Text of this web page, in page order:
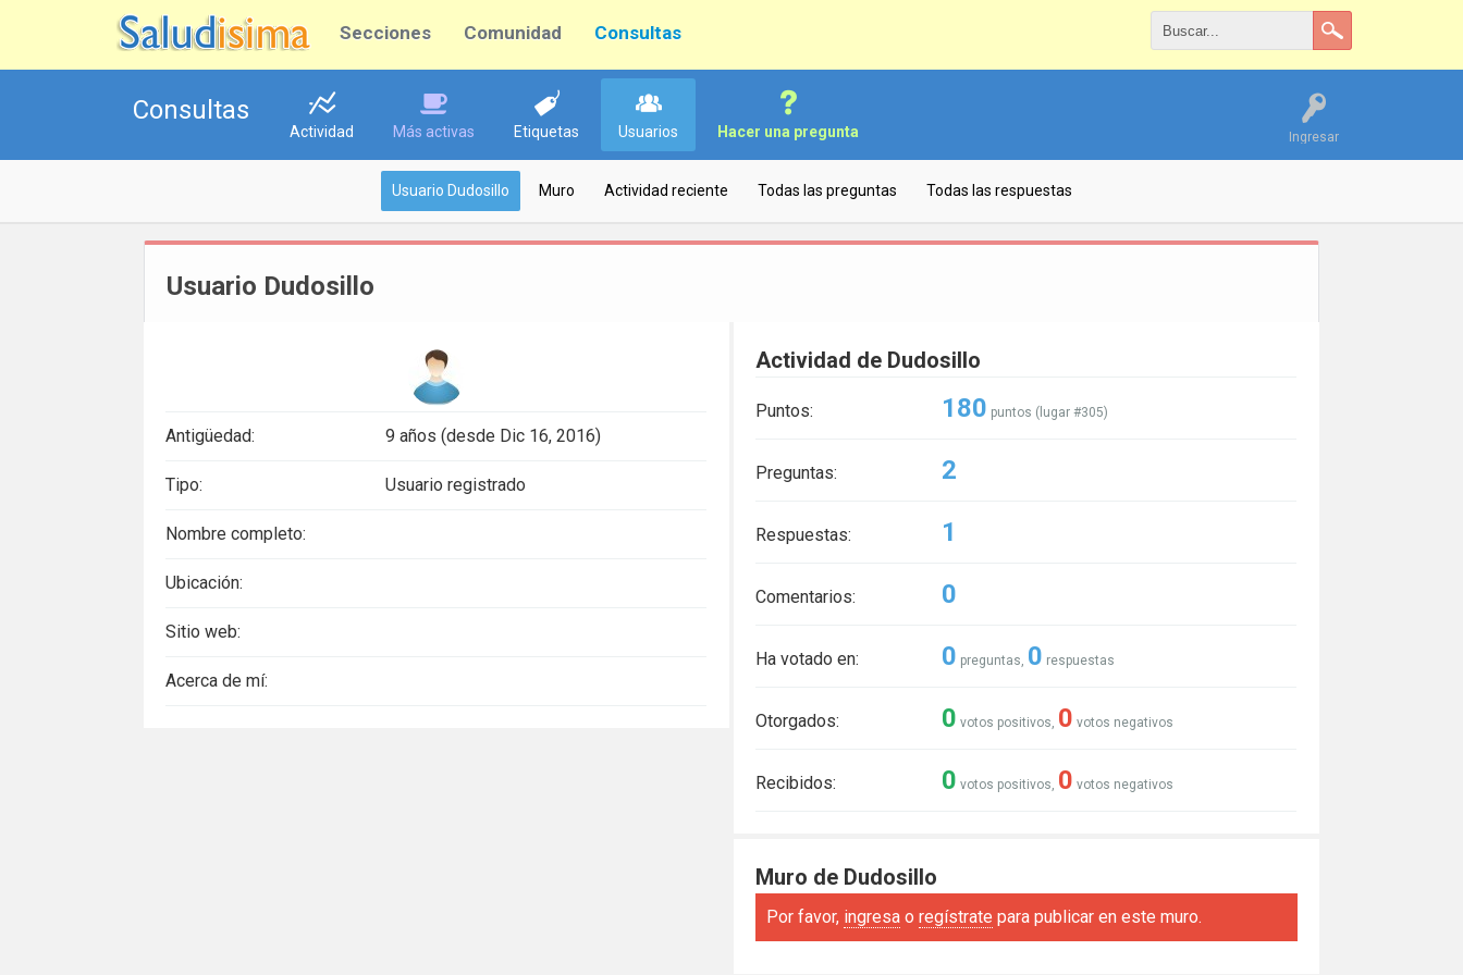
Secciones Comunidad Consultas
Ingresar
Consultas
Actividad Más activas Etiquetas Usuarios Hacer una pregunta
Usuario Dudosillo Muro Actividad reciente Todas las preguntas Todas las respuestas
Usuario Dudosillo
Antigüedad: 9 años (desde Dic 16, 2016)
Tipo: Usuario registrado
Nombre completo:
Ubicación:
Sitio web:
Acerca de mí:
Actividad de Dudosillo
Puntos: 180 puntos (lugar #305)
Preguntas: 2
Respuestas: 1
Comentarios: 0
Ha votado en: 0 preguntas, 0 respuestas
Otorgados: 0 votos positivos, 0 votos negativos
Recibidos: 0 votos positivos, 0 votos negativos
Muro de Dudosillo
Por favor, ingresa oregístrate para publicar en este muro.